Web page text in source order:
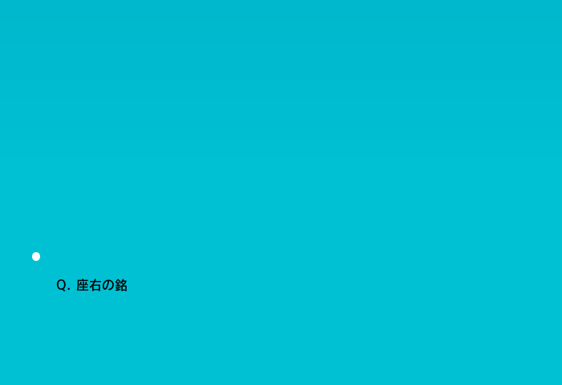
Q. 座右の銘